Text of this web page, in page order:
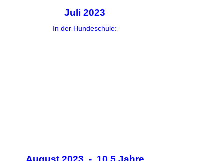
Juli 2023
In der Hundeschule:
August 2023 - 10,5 Jahre